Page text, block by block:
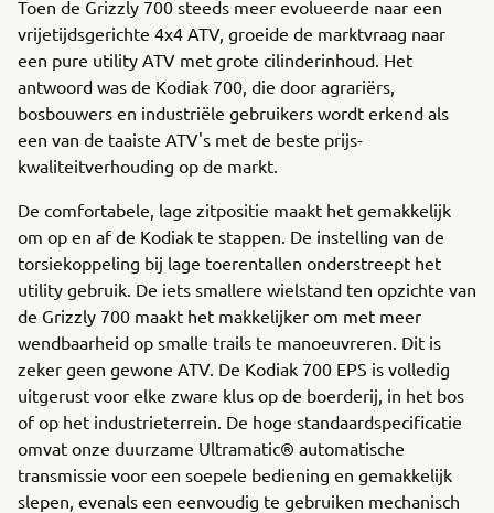
Toen de Grizzly 700 steeds meer evolueerde naar een
vrijetijdsgerichte 4x4 ATV, groeide de marktvraag naar
een pure utility ATV met grote cilinderinhoud. Het
antwoord was de Kodiak 700, die door agrariërs,
bosbouwers en industriële gebruikers wordt erkend als
een van de taaiste ATV's met de beste prijs-
kwaliteitverhouding op de markt.
De comfortabele, lage zitpositie maakt het gemakkelijk
om op en af de Kodiak te stappen. De instelling van de
torsiekoppeling bij lage toerentallen onderstreept het
utility gebruik. De iets smallere wielstand ten opzichte van
de Grizzly 700 maakt het makkelijker om met meer
wendbaarheid op smalle trails te manoeuvreren. Dit is
zeker geen gewone ATV. De Kodiak 700 EPS is volledig
uitgerust voor elke zware klus op de boerderij, in het bos
of op het industrieterrein. De hoge standaardspecificatie
omvat onze duurzame Ultramatic® automatische
transmissie voor een soepele bediening en gemakkelijk
slepen, evenals een eenvoudig te gebruiken mechanisch